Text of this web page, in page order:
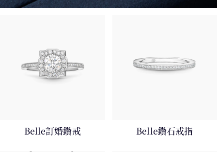
Belle訂婚鑽戒 Belle鑽石戒指